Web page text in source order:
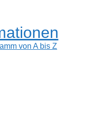
von A bis Z